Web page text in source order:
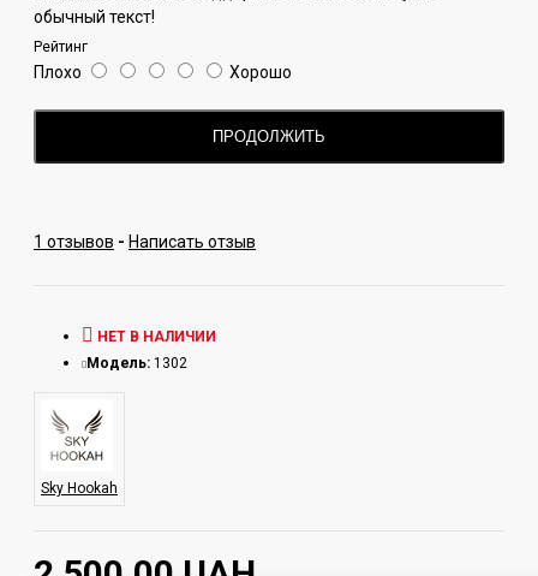
обычный текст!
Рейтинг
Плохо Хорошо
ПРОДОЛЖИТЬ
1 отзывов - Написать отзыв
НЕТ В НАЛИЧИИ
Модель: 1302
Sky Hookah